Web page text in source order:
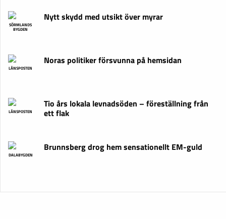
SÖRMLANDS
BYGDEN
Nytt skydd med utsikt över myrar
LÄNSPOSTEN
Noras politiker försvunna på hemsidan
LÄNSPOSTEN
Tio års lokala levnadsöden – föreställning från
ett flak
DALABYGDEN
Brunnsberg drog hem sensationellt EM-guld